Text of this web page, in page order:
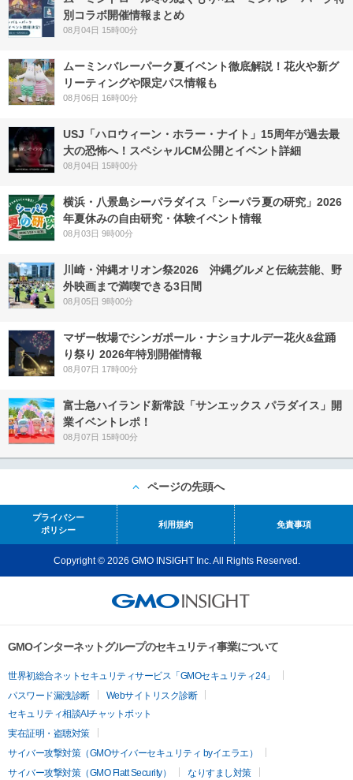
別コラボ開催情報まとめ
08月04日 15時00分
ムーミンバレーパーク夏イベント徹底解説！花火や新グ
リーティングや限定パス情報も
08月06日 16時00分
USJ「ハロウィーン・ホラー・ナイト」15周年が過去最
大の恐怖へ！スペシャルCM公開とイベント詳細
08月04日 15時00分
横浜・八景島シーパラダイス「シーパラ夏の研究」2026
年夏休みの自由研究・体験イベント情報
08月03日 9時00分
川崎・沖縄オリオン祭2026 沖縄グルメと伝統芸能、野
外映画まで満喫できる3日間
08月05日 9時00分
マザー牧場でシンガポール・ナショナルデー花火&盆踊
り祭り 2026年特別開催情報
08月07日 17時00分
富士急ハイランド新常設「サンエックス パラダイス」開
業イベントレポ！
08月07日 15時00分
ページの先頭へ
プライバシー
ポリシー
利用規約 免責事項
Copyright © 2026 GMO INSIGHT Inc. All Rights Reserved.
GMOインターネットグループのセキュリティ事業について
世界初総合ネットセキュリティサービス「GMOセキュリティ24」
パスワード漏洩診断
Webサイトリスク診断
セキュリティ相談AIチャットボット
実在証明・盗聴対策
サイバー攻撃対策（GMOサイバーセキュリティ byイエラエ）
サイバー攻撃対策（GMO Flatt Security）
なりすまし対策